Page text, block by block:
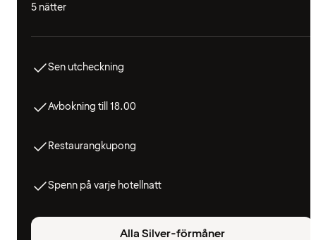
5 nätter
Sen utcheckning
Avbokning till 18.00
Restaurangkupong
Spenn på varje hotellnatt
Alla Silver-förmåner